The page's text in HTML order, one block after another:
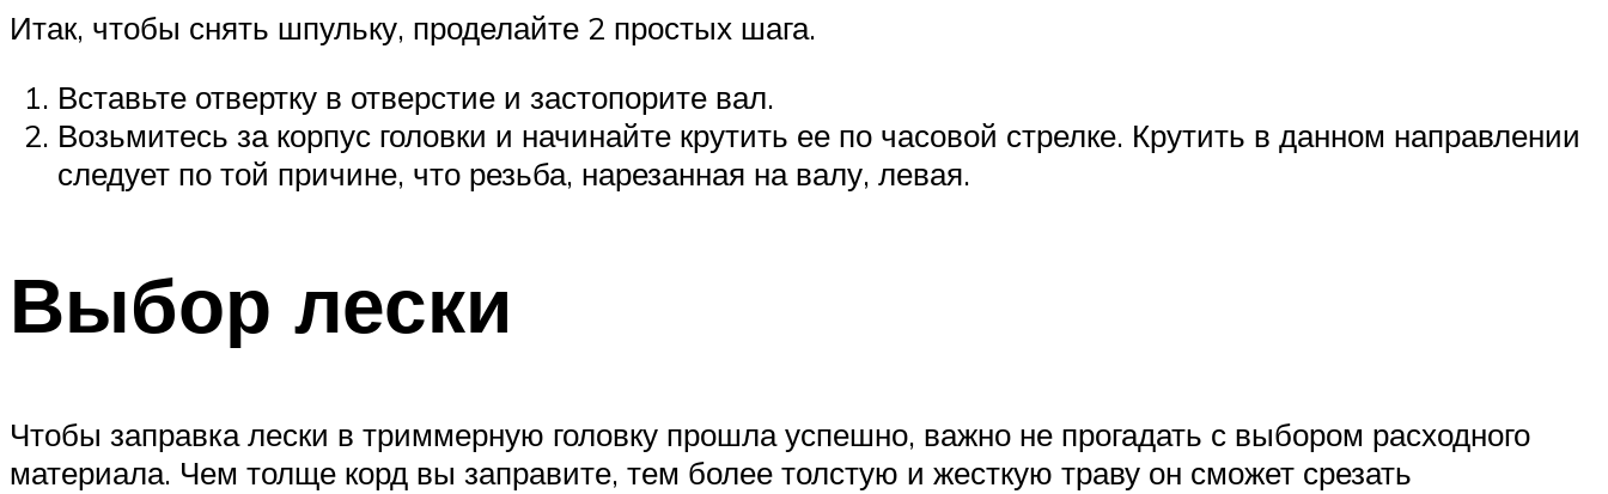
Итак, чтобы снять шпульку, проделайте 2 простых шага.
Вставьте отвертку в отверстие и застопорите вал.
Возьмитесь за корпус головки и начинайте крутить ее по часовой стрелке. Крутить в данном направлении
следует по той причине, что резьба, нарезанная на валу, левая.
Выбор лески
Чтобы заправка лески в триммерную головку прошла успешно, важно не прогадать с выбором расходного
материала. Чем толще корд вы заправите, тем более толстую и жесткую траву он сможет срезать